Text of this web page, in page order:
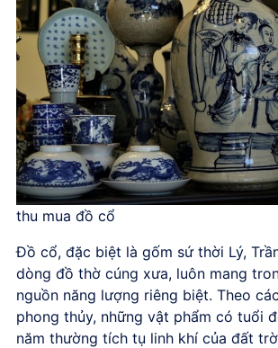
thu mua đồ cổ
Đồ cổ, đặc biệt là gốm sứ thời Lý,
dòng đồ thờ cúng xưa, luôn mang
nguồn năng lượng riêng biệt. Theo
phong thủy, những vật phẩm có tuổi
năm thường tích tụ linh khí của đất